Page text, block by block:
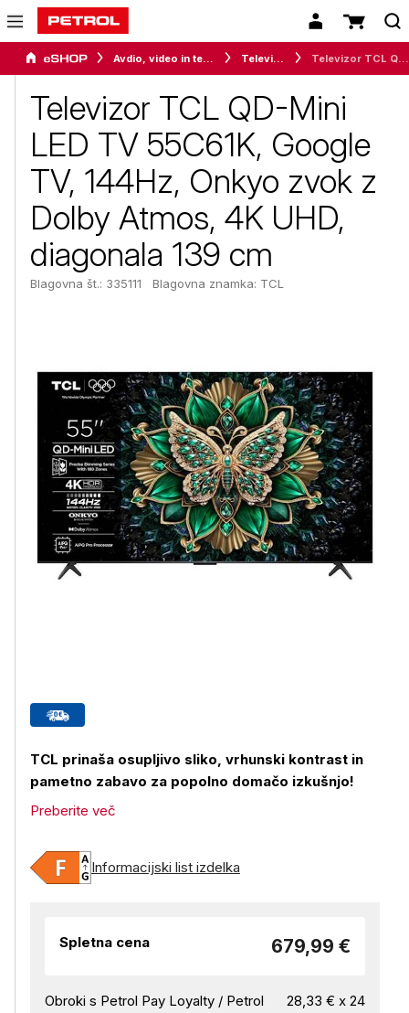
Avdio, video in telefonija Televizorji Televizor TCL QD-Mini LED TV 55C61K, Google TV, 144Hz, Onkyo zvok z Dolby Atmos, 4K UHD, diagonala 139 cm
Televizor TCL QD-Mini
LED TV 55C61K, Google
TV, 144Hz, Onkyo zvok z
Dolby Atmos, 4K UHD,
diagonala 139 cm
Blagovna št.: 335111 Blagovna znamka: TCL
TCL prinaša osupljivo sliko, vrhunski kontrast in
pametno zabavo za popolno domačo izkušnjo!
Preberite več
Informacijski list izdelka
Spletna cena 679,99 €
Obroki s Petrol Pay Loyalty / Petrol
28,33 € x 24